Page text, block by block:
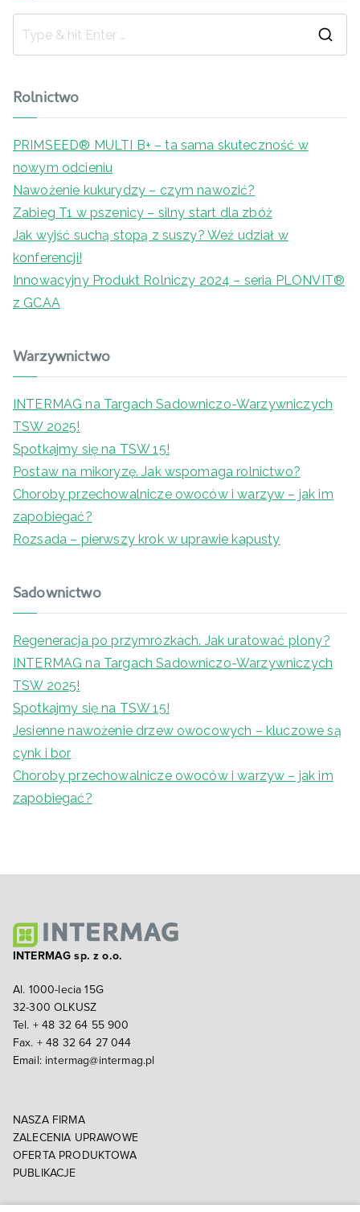
Rolnictwo
PRIMSEED® MULTI B+ – ta sama skuteczność w
nowym odcieniu
Nawożenie kukurydzy – czym nawozić?
Zabieg T1 w pszenicy – silny start dla zbóż
Jak wyjść suchą stopą z suszy? Weź udział w
konferencji!
Innowacyjny Produkt Rolniczy 2024 – seria PLONVIT®
z GCAA
Warzywnictwo
INTERMAG na Targach Sadowniczo-Warzywniczych
TSW 2025!
Spotkajmy się na TSW 15!
Postaw na mikoryzę. Jak wspomaga rolnictwo?
Choroby przechowalnicze owoców i warzyw – jak im
zapobiegać?
Rozsada – pierwszy krok w uprawie kapusty
Sadownictwo
Regeneracja po przymrozkach. Jak uratować plony?
INTERMAG na Targach Sadowniczo-Warzywniczych
TSW 2025!
Spotkajmy się na TSW 15!
Jesienne nawożenie drzew owocowych – kluczowe są
cynk i bor
Choroby przechowalnicze owoców i warzyw – jak im
zapobiegać?
INTERMAG sp. z o.o.
Al. 1000-lecia 15G
32-300 OLKUSZ
Tel. + 48 32 64 55 900
Fax. + 48 32 64 27 044
Email: intermag@intermag.pl
NASZA FIRMA
ZALECENIA UPRAWOWE
OFERTA PRODUKTOWA
PUBLIKACJE